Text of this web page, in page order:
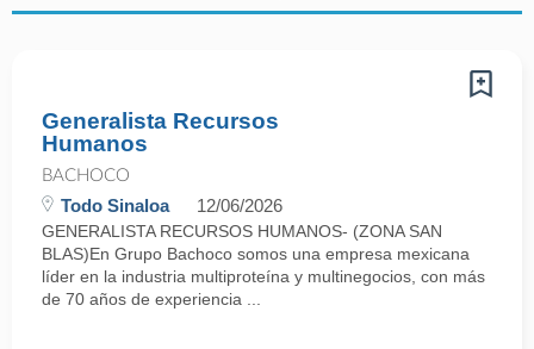
Generalista Recursos
Humanos
BACHOCO
Todo Sinaloa 12/06/2026
GENERALISTA RECURSOS HUMANOS- (ZONA SAN
BLAS)En Grupo Bachoco somos una empresa mexicana
líder en la industria multiproteína y multinegocios, con más
de 70 años de experiencia ...